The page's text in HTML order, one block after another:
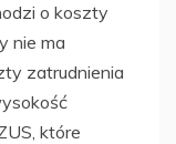
o koszty
nie ma
zatrudnienia
które